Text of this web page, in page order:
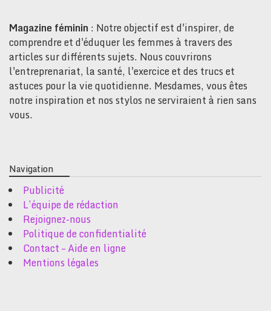
Magazine féminin: Notre objectif est d'inspirer, de
comprendre et d'éduquer les femmes à travers des
articles sur différents sujets. Nous couvrirons
l'entreprenariat, la santé, l'exercice et des trucs et
astuces pour la vie quotidienne. Mesdames, vous êtes
notre inspiration et nos stylos ne serviraient à rien sans
vous.
Navigation
Publicité
L’équipe de rédaction
Rejoignez-nous
Politique de confidentialité
Contact – Aide en ligne
Mentions légales